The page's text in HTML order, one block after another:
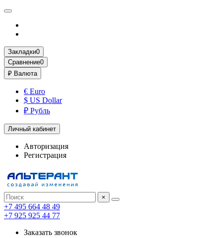
Закладки0
Сравнение0
₽ Валюта
€ Euro
$ US Dollar
₽ Рубль
Личный кабинет
Авторизация
Регистрация
×
+7 495 664 48 49
+7 925 925 44 77
Заказать звонок